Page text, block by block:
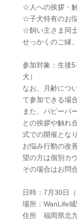
☆人への挨拶・
☆子犬特有のお
☆飼い主さま同
せっかくのご縁
参加対象：生後
犬）
なお、月齢につ
て参加できる場
また、パピーパ
との挨拶や触れ
式での開催とな
お悩み行動の改
望の方は個別カ
その場合はお問
日時：7月30日
場所：WanLife
住所 福岡県北九